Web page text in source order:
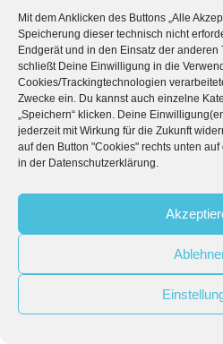
Mit dem Anklicken des Buttons „Alle
Speicherung dieser technisch nicht
Endgerät und in den Einsatz der
schließt Deine Einwilligung in die
Cookies/Trackingtechnologien
Zwecke ein. Du kannst auch einzelne
„Speichern“ klicken. Deine
jederzeit mit Wirkung für die Zukunft
auf den Button "Cookies" rechts unten
in der Datenschutzerklärung.